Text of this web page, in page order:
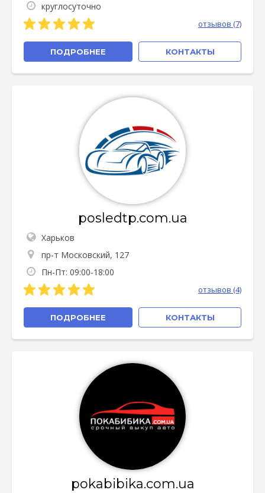
круглосуточно
отзывов (7)
ПОДРОБНЕЕ КОНТАКТЫ
posledtp.com.ua
Харьков
пр-т Московский, 127
Пн-Пт: 09:00-18:00
отзывов (4)
ПОДРОБНЕЕ КОНТАКТЫ
pokabibika.com.ua